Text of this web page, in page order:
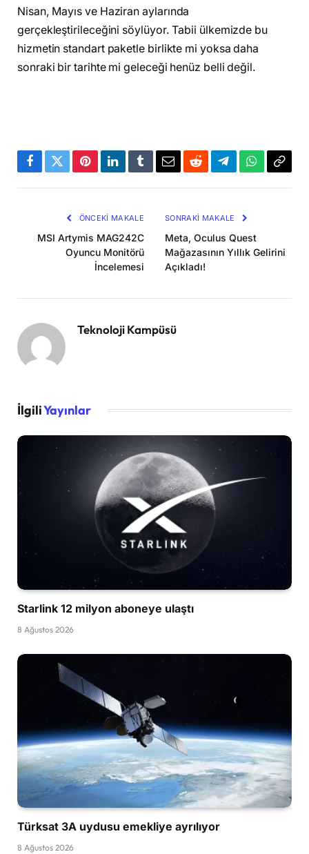
Nisan, Mayıs ve Haziran aylarında
gerçekleştirileceğini söylüyor. Tabii ülkemizde bu
hizmetin standart paketle birlikte mi yoksa daha
sonraki bir tarihte mi geleceği henüz belli değil.
Facebook
TwitterPinterestLinkedInTumblrEmailRedditTelegramWhatsApp
ÖNCEKI MAKALE
MSI Artymis MAG242C
Oyuncu Monitörü
İncelemesi
SONRAKI MAKALE
Meta, Oculus Quest
Mağazasının Yıllık Gelirini
Açıkladı!
Teknoloji Kampüsü
İlgiliYayınlar
Starlink 12 milyon aboneye ulaştı
8 Ağustos 2026
Türksat 3A uydusu emekliye ayrılıyor
8 Ağustos 2026